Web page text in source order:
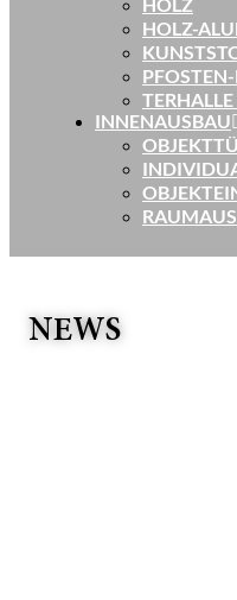
HOLZ
HOLZ-
INNENAUSBAU
NEWS